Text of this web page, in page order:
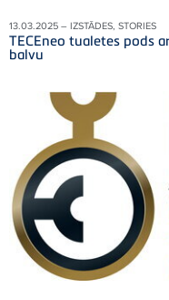
13.03.2025 – IZSTĀDES, STORIES
TECEneo tualetes pods
balvu